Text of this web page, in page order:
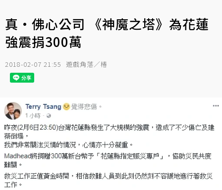
真‧佛心公司 《神魔之塔》為花蓮
強震捐300萬
2018-02-07 21:55 遊戲角落／椿